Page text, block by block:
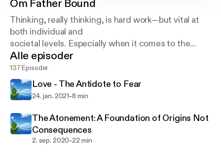
Om Father Bound
Thinking, really thinking, is hard work—but vital at
both individual and
societal levels. Especially when it comes to the
supposition of a God who
created the universe and everything in it!
Alle episoder
137 Episoder
Love - The Antidote to Fear
24. jan. 2021-8 min
The Atonement: A Foundation of Origins Not
Consequences
2. sep. 2020-22 min